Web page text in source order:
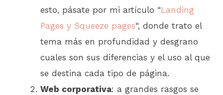
esto, pásate por mi artículo “Landing
Pages y Squeeze pages“, donde trato el
tema más en profundidad y desgrano
cuales son sus diferencias y el uso al que
se destina cada tipo de página.
Web corporativa: a grandes rasgos se